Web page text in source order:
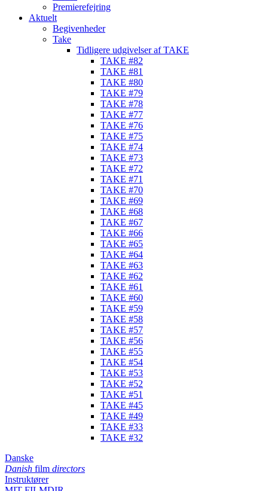
Premierefejring
Aktuelt
Begivenheder
Take
Tidligere udgivelser af TAKE
TAKE #82
TAKE #81
TAKE #80
TAKE #79
TAKE #78
TAKE #77
TAKE #76
TAKE #75
TAKE #74
TAKE #73
TAKE #72
TAKE #71
TAKE #70
TAKE #69
TAKE #68
TAKE #67
TAKE #66
TAKE #65
TAKE #64
TAKE #63
TAKE #62
TAKE #61
TAKE #60
TAKE #59
TAKE #58
TAKE #57
TAKE #56
TAKE #55
TAKE #54
TAKE #53
TAKE #52
TAKE #51
TAKE #45
TAKE #49
TAKE #33
TAKE #32
Danske
Danish film directors
Instruktører